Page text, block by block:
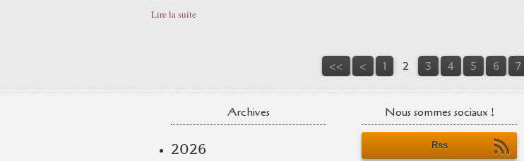
Lire la suite
<< < 1 2 3 4 5 6 7
Archives
2026
Nous sommes sociaux !
Rss